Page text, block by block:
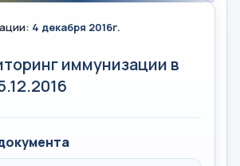
4 декабря 2016г.
иммунизации в